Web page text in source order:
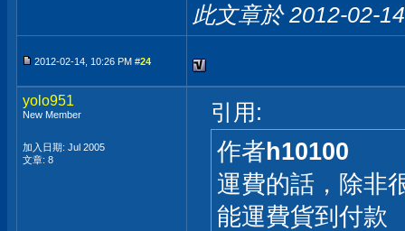
此文章於 2012-02-
2012-02-14, 10:26 PM #24
yolo951
New Member
加入日期: Jul 2005
文章: 8
引用:
作者h10100
運費的話，除非
能運費貨到付款